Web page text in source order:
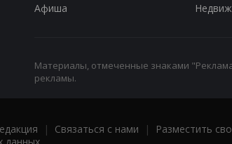
Афиша
Материалы, отмеченные знаками
рекламы.
| Связаться с нами | Разместить